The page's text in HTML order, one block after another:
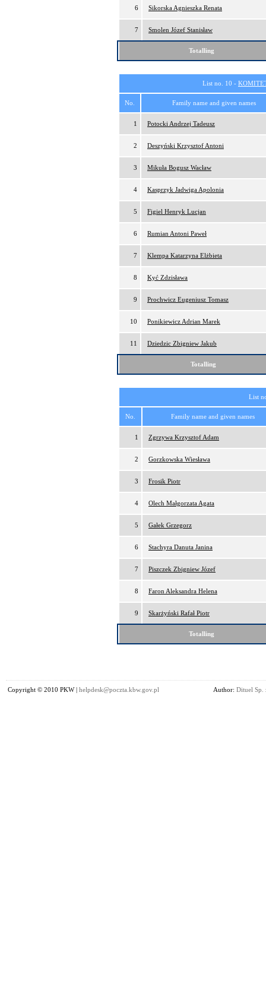
6 Sikorska Agnieszka Renata
7 Smolen Józef Stanisław
Totalling
List no. 10 -
No. Family name and given names
1 Potocki Andrzej Tadeusz
2 Deszyński Krzysztof Antoni
3 Mikuła Bogusz Wacław
4 Kasprzyk Jadwiga Apolonia
5 Figiel Henryk Lucjan
6 Rumian Antoni Paweł
7 Klempa Katarzyna Elżbieta
8 Kyć Zdzisława
9 Prochwicz Eugeniusz Tomasz
10 Ponikiewicz Adrian Marek
11 Dziedzic Zbigniew Jakub
Totalling
List
No. Family name and given names
1 Zgrzywa Krzysztof Adam
2 Gorzkowska Wiesława
3 Frosik Piotr
4 Olech Małgorzata Agata
5 Gałek Grzegorz
6 Stachyra Danuta Janina
7 Piszczek Zbigniew Józef
8 Faron Aleksandra Helena
9 Skarżyński Rafał Piotr
Totalling
Copyright © 2010 PKW | helpdesk@poczta.kbw.gov.pl Author: Dituel Sp.